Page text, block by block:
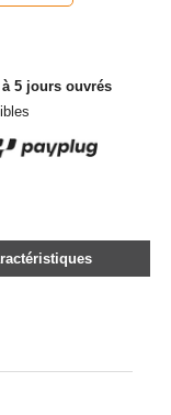
5 jours ouvrés